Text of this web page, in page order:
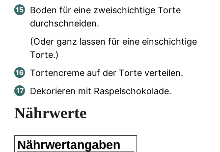
Boden für eine zweischichtige Torte
durchschneiden.
(Oder ganz lassen für eine einschichtige
Torte.)
Tortencreme auf der Torte verteilen.
Dekorieren mit Raspelschokolade.
Nährwerte
Nährwertangaben